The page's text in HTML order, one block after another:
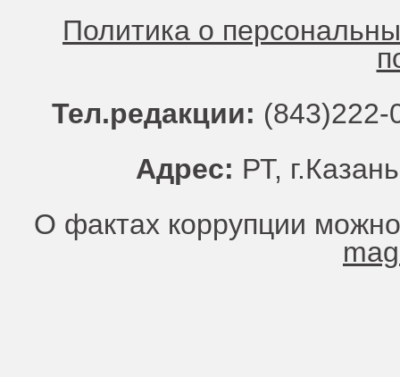
Политика о
Тел.редакции:
Адрес: РТ,
О фактах коррупции